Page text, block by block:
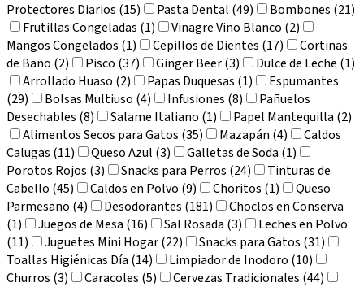
Protectores Diarios (15)
Pasta Dental (49)
Bombones (21)
Frutillas Congeladas (1)
Vinagre Vino Blanco (2)
Mangos Congelados (1)
Cepillos de Dientes (17)
Cortinas
de Baño (2)
Pisco (37) Ginger Beer (3)
Dulce de Leche (1)
Arrollado Huaso (2)
Papas Duquesas (1)
Espumantes
(29)
Bolsas Multiuso (4) Infusiones (8)
Pañuelos
Desechables (8)
Salame Italiano (1)
Papel Mantequilla (2)
Alimentos Secos para Gatos (35)
Mazapán (4)
Caldos
Calugas (11)
Queso Azul (3)
Galletas de Soda (1)
Porotos Rojos (3)
Snacks para Perros (24)
Tinturas de
Cabello (45)
Caldos en Polvo (9) Choritos (1)
Queso
Parmesano (4)
Desodorantes (181)
Choclos en Conserva
(1)
Juegos de Mesa (16) Sal Rosada (3)
Leches en Polvo
(11)
Juguetes Mini Hogar (22)
Snacks para Gatos (31)
Toallas Higiénicas Día (14)
Limpiador de Inodoro (10)
Churros (3)
Caracoles (5)
Cervezas Tradicionales (44)